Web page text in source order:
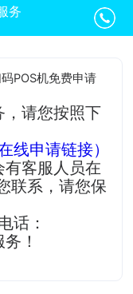
务
POS机免费申请
，请您按照下
在线申请链接）
有客服人员在
联系，请您保
话：
！